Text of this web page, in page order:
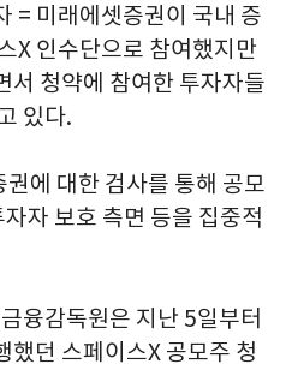
= 미래에셋증권이 국내 증
X 인수단으로 참여했지만
서 청약에 참여한 투자자들
있다.
에 대한 검사를 통해 공모
자 보호 측면 등을 집중적
융감독원은 지난 5일부터
했던 스페이스X 공모주 청